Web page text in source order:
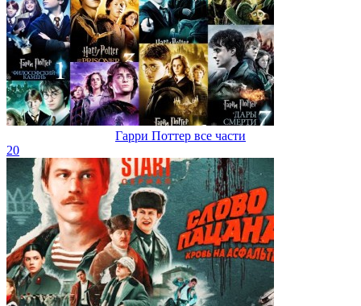
Гарри Поттер все части
20